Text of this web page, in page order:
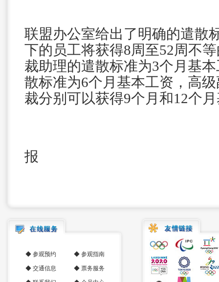
联盟办公室给出了明确的遣散
下的员工将获得8周至52周不
裁助理的遣散标准为3个月基
散标准为6个月基本工资，高
裁分别可以获得9个月和12个
报
◆ 参观预约 ◆ 参观指南
◆ 交通信息 ◆ 票务服务